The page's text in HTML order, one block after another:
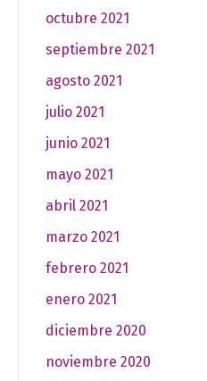
octubre 2021
septiembre 2021
agosto 2021
julio 2021
junio 2021
mayo 2021
abril 2021
marzo 2021
febrero 2021
enero 2021
diciembre 2020
noviembre 2020